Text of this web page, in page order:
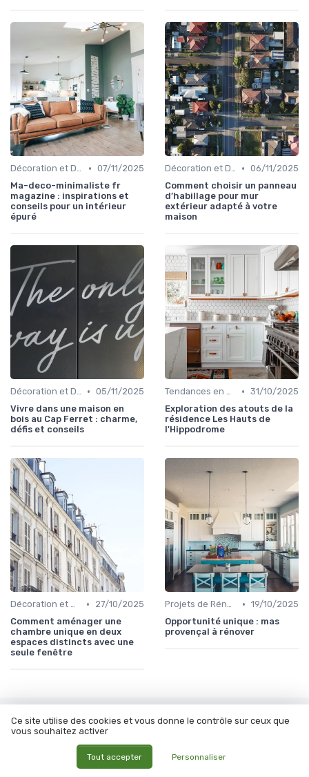
Décoration et Design d'Intérieur • 07/11/2025
Ma-deco-minimaliste fr
magazine : inspirations et
conseils pour un intérieur
épuré
Décoration et Design d'Intérieur • 06/11/2025
Comment choisir un panneau
d’habillage pour mur
extérieur adapté à votre
maison
Décoration et Design d'Intérieur • 05/11/2025
Vivre dans une maison en
bois au Cap Ferret : charme,
défis et conseils
Tendances en Aménagement Domestique • 31/10/2025
Exploration des atouts de la
résidence Les Hauts de
l'Hippodrome
Décoration et Design d'Intérieur •
27/10/2025
Comment aménager une
chambre unique en deux
espaces distincts avec une
seule fenêtre
Projets de Rénovation • 19/10/2025
Opportunité unique : mas
provençal à rénover
Les articles par date
Septembre 2023
Novembre 2023
Ce site utilise des cookies et vous donne le contrôle sur ceux que
vous souhaitez activer
Tout accepter Personnaliser